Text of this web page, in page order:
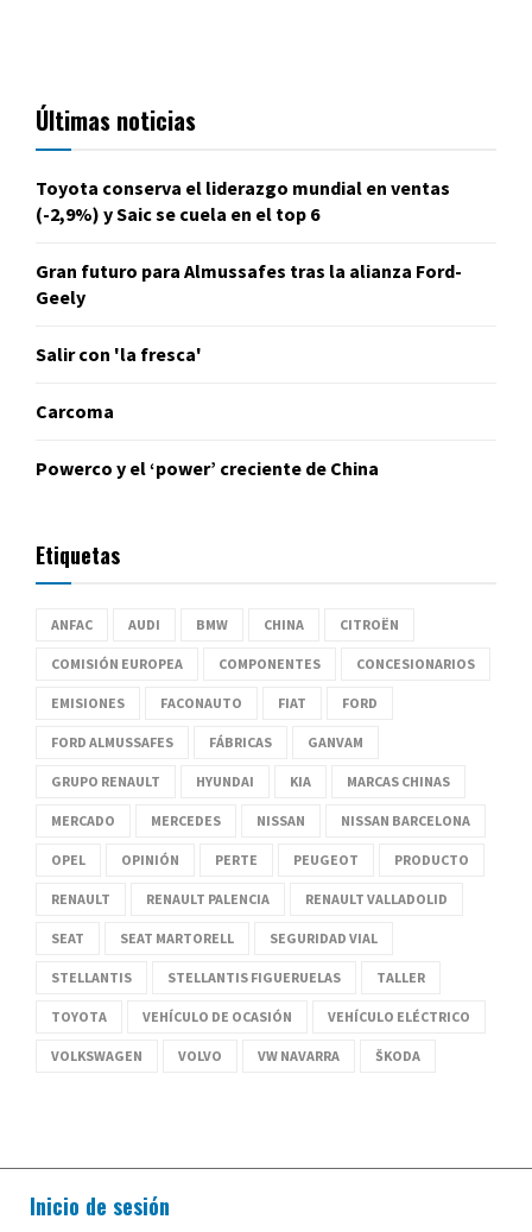
Últimas noticias
Toyota conserva el liderazgo mundial en ventas
(-2,9%) y Saic se cuela en el top 6
Gran futuro para Almussafes tras la alianza Ford-
Geely
Salir con 'la fresca'
Carcoma
Powerco y el ‘power’ creciente de China
Etiquetas
ANFAC AUDI BMW CHINA CITROËN
COMISIÓN EUROPEA COMPONENTES CONCESIONARIOS
EMISIONES FACONAUTO FIAT FORD
FORD ALMUSSAFES FÁBRICAS GANVAM
GRUPO RENAULT HYUNDAI KIA MARCAS CHINAS
MERCADO MERCEDES NISSAN NISSAN BARCELONA
OPEL OPINIÓN PERTE PEUGEOT PRODUCTO
RENAULT RENAULT PALENCIA RENAULT VALLADOLID
SEAT SEAT MARTORELL SEGURIDAD VIAL
STELLANTIS STELLANTIS FIGUERUELAS TALLER
TOYOTA VEHÍCULO DE OCASIÓN VEHÍCULO ELÉCTRICO
VOLKSWAGEN VOLVO VW NAVARRA ŠKODA
Inicio de sesión